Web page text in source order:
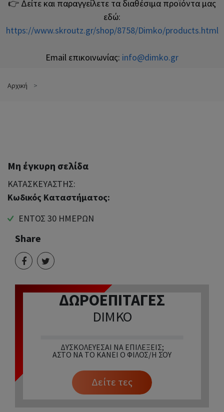
👉 Δείτε και παραγγείλετε τα διαθέσιμα προϊόντα μας
εδώ:
https://www.skroutz.gr/shop/8758/Dimko/products.html
Email επικοινωνίας: info@dimko.gr
Αρχική
Μη έγκυρη σελίδα
ΚΑΤΑΣΚΕΥΑΣΤΗΣ:
Κωδικός Καταστήματος:
ΕΝΤΟΣ 30 ΗΜΕΡΩΝ
Share
ΔΩΡΟΕΠΙΤΑΓΕΣ
DIMKO
ΔΥΣΚΟΛΕΎΕΣΑΙ ΝΑ ΕΠΙΛΈΞΕΙΣ;
ΆΣΤΟ ΝΑ ΤΟ ΚΆΝΕΙ Ο ΦΊΛΟΣ/Η ΣΟΥ
Δείτε τες